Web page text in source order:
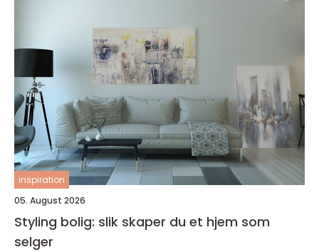
inspiration
05. August 2026
Styling bolig: slik skaper du et hjem som
selger